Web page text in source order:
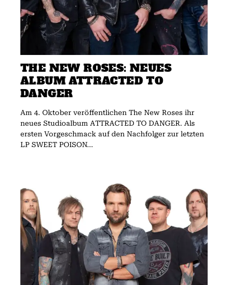
THE NEW ROSES: NEUES
ALBUM ATTRACTED TO
DANGER
Am 4. Oktober veröffentlichen The New Roses ihr
neues Studioalbum ATTRACTED TO DANGER. Als
ersten Vorgeschmack auf den Nachfolger zur letzten
LP SWEET POISON...